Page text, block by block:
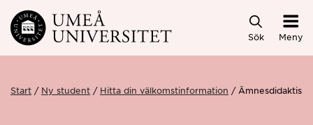
Hoppa direkt till innehållet
Sök Meny
Start Ny student Hitta din välkomstinformation